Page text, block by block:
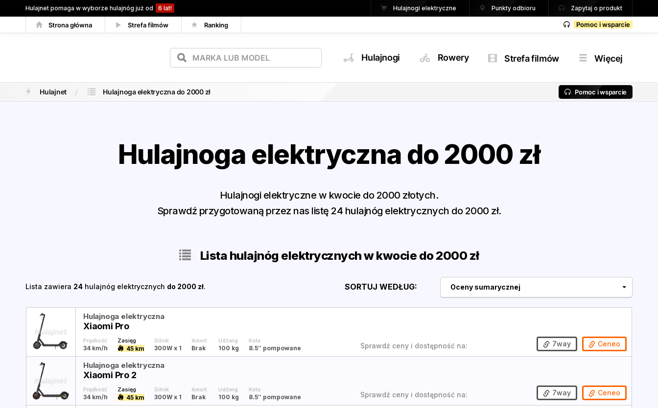
Hulajnet pomaga w wyborze hulajnóg już od 6 lat! Hulajnogi elektryczne Punkty odbioru Zapytaj o produkt
Strona główna Strefa filmów Ranking Pomoc i wsparcie
Hulajnogi Rowery Strefa filmów Więcej
Hulajnet Hulajnoga elektryczna do 2000 zł Pomoc i wsparcie
Hulajnoga elektryczna do 2000 zł
Hulajnogi elektryczne w kwocie do 2000 złotych.
Sprawdź przygotowaną przez nas listę 24 hulajnóg elektrycznych do 2000 zł.
Lista hulajnóg elektrycznych w kwocie do 2000 zł
Lista zawiera 24 hulajnóg elektrycznych do 2000 zł. SORTUJ WEDŁUG: Oceny sumarycznej
Hulajnoga elektryczna
Xiaomi Pro
Prędkość
34 km/h
Zasięg
45 km
Silnik
300W x 1
Amort.
Brak
Udźwig
100 kg
Koła
8.5″ pompowane Sprawdź ceny i dostępność na: 7way Ceneo
Hulajnoga elektryczna
Xiaomi Pro 2
Prędkość
34 km/h
Zasięg
45 km
Silnik
300W x 1
Amort.
Brak
Udźwig
100 kg
Koła
8.5″ pompowane Sprawdź ceny i dostępność na: 7way Ceneo